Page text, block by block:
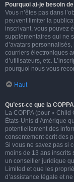
Pourquoi ai-je besoin
Vous n’êtes pas dans
peuvent limiter la
inscrivant, vous pouvez
supplémentaires qui ne
d’avatars
courriers électroniques
d’utilisateurs, etc.
pourquoi nous vous
Haut
Qu’est-ce que la
La COPPA (pour «
États-Unis d’Amérique
potentiellement des
consentement écrit des
Si vous ne savez pas si
moins de 13 ans inscrits
un conseiller juridique
Limited et que les
d’assistance légale et